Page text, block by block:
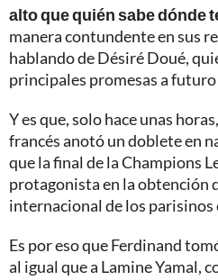
alto que quién sabe dónde
manera contundente en sus
hablando de Désiré Doué,
principales promesas a
Y es que, solo hace unas
francés anotó un doblete en
que la final de la Champions
protagonista en la obtención
internacional de los parisinos
Es por eso que Ferdinand
al igual que a Lamine Yamal,